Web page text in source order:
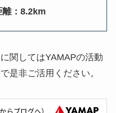
離：8.2km
関してはYAMAPの活動
是非ご活用ください。